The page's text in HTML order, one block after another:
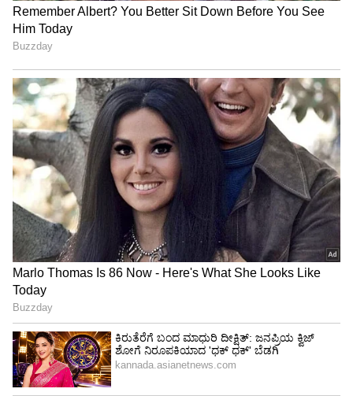
ಮನೆಯಲ್ಲಿ ಮನಿ ಪ್ಲಾಂಟ್ ನೆಟ್ಟರೆ ಲಕ್ಷ್ಮಿ ದೇವಿಯು
ಪ್ರಸನ್ನಳಾಗುತ್ತಾಳೆ ಮತ್ತು ಕುಟುಂಬದಲ್ಲಿ ಆದಾಯದ ಹೊಸ
ಹಸಿರಾಗಿರುತ್ತದೆಯೋ, ನಿಮ್ಮ ಮನೆಯ ಆರ್ಥಿಕ ಸ್ಥಿತಿಯೂ
ಅಷ್ಟೇ ಉತ್ತಮವಾಗಿರುತ್ತದೆ ಎಂದು ನಂಬಲಾಗಿದೆ. ಇದನ್ನು
ಯಾವಾಗಲೂ ಆಗ್ನೇಯ ದಿಕ್ಕಿನಲ್ಲಿ ನೆಡಬೇಕು. ಇದರಿಂದ
ಮನೆಯ ವಾಸ್ತು ದೋಷಗಳು ನಿವಾರಣೆಯಾಗುತ್ತವೆ.